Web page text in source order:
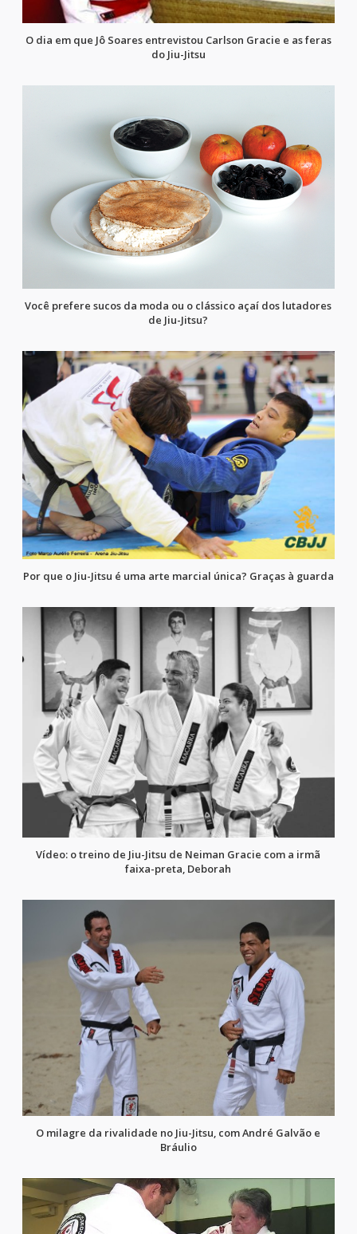
O dia em que Jô Soares entrevistou Carlson Gracie e as feras
do Jiu-Jitsu
Você prefere sucos da moda ou o clássico açaí dos lutadores
de Jiu-Jitsu?
Por que o Jiu-Jitsu é uma arte marcial única? Graças à guarda
Vídeo: o treino de Jiu-Jitsu de Neiman Gracie com a irmã
faixa-preta, Deborah
O milagre da rivalidade no Jiu-Jitsu, com André Galvão e
Bráulio